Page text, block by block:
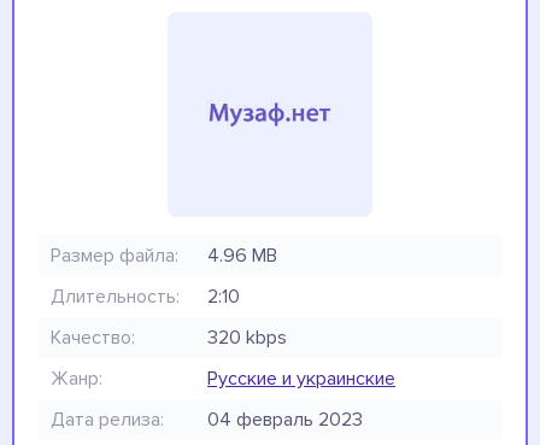
Размер файла:
4.96 MB
Длительность:
2:10
Качество:
320 kbps
Жанр:
Русские и украинские
Дата релиза:
04 февраль 2023